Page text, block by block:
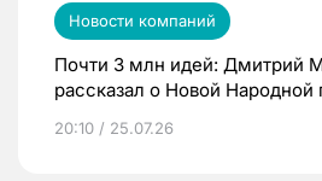
Новости компаний
Почти 3 млн идей: Дмитрий
рассказал о Новой
20:10 / 25.07.26